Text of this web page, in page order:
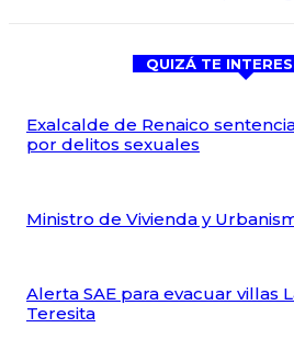
QUIZÁ TE
Exalcalde de Renaico
por delitos sexuales
Ministro de Vivienda y
Alerta SAE para evacuar villas
Teresita